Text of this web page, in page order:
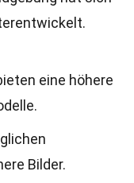
eine höhere
Bilder.